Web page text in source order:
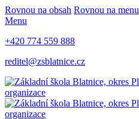
Rovnou na obsah Rovnou na menu
Menu
+420 774 559 888
reditel@zsblatnice.cz